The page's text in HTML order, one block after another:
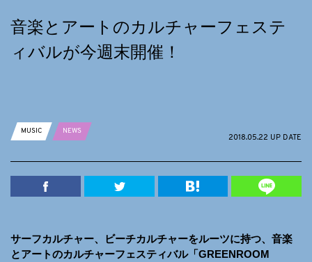
音楽とアートのカルチャーフェステ
ィバルが今週末開催！
MUSIC
NEWS
2018.05.22 UP DATE
サーフカルチャー、ビーチカルチャーをルーツに持つ、音楽
とアートのカルチャーフェスティバル「GREENROOM